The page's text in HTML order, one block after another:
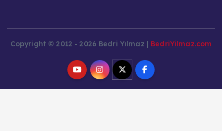
Copyright © 2012 - 2026 Bedri Yılmaz | BedriYilmaz.com